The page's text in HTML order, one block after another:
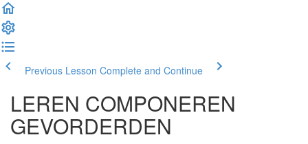
Previous Lesson Complete and Continue
LEREN COMPONEREN
GEVORDERDEN